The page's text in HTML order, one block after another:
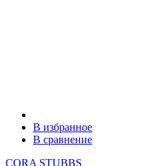
В избранное
В сравнение
CORA STUBBS